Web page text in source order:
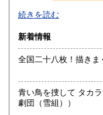
★★★ お得なお知ら
から100円引き』 で販
〇商品の「解説」に、
〇まとめて購入され
場合、金額確定前であ
〇「文庫本×文庫本以
続きを読む
新着情報
青い鳥を捜して タカラヅ
劇団（雪組））